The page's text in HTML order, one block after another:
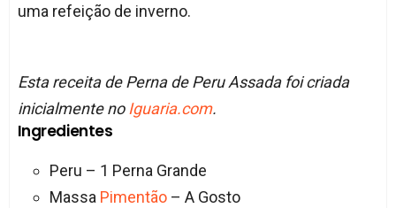
uma refeição de inverno.
Esta receita de Perna de Peru Assada foi criada
inicialmente no Iguaria.com.
Ingredientes
Peru – 1 Perna Grande
Massa Pimentão– A Gosto